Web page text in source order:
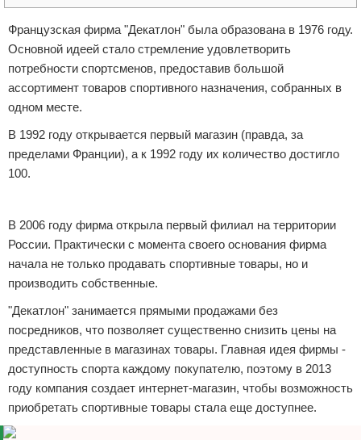
Красота
Мода
Отношения
Самосовершенствование
Финансы
Сотрудничество
Размещение рекламы
Для правообладателей
Условия предоставления информации
Отказ от ответственности
Французская фирма "Декатлон" была образована в 1976 году.
Основной идеей стало стремление удовлетворить
потребности спортсменов, предоставив большой
ассортимент товаров спортивного назначения, собранных в
одном месте.
В 1992 году открывается первый магазин (правда, за
пределами Франции), а к 1992 году их количество достигло
100.
В 2006 году фирма открыла первый филиал на территории
России. Практически с момента своего основания фирма
начала не только продавать спортивные товары, но и
производить собственные.
"Декатлон" занимается прямыми продажами без
посредников, что позволяет существенно снизить цены на
представленные в магазинах товары. Главная идея фирмы -
доступность спорта каждому покупателю, поэтому в 2013
году компания создает интернет-магазин, чтобы возможность
приобретать спортивные товары стала еще доступнее.